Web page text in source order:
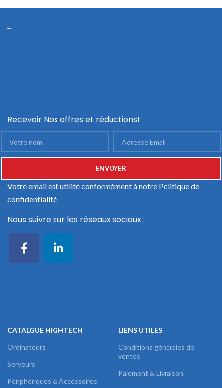
Recevoir Nos offres et réductions!
Votre email est utilité conformément à notre Politique de
confidentialité
Nous suivre sur les réseaux sociaux :
CATALGUE HIGHTECH
Ordinateurs
Serveurs
Périphériques & Accessoires
LIENS UTILES
Conditions générales de
ventes
Paiement & Livraison